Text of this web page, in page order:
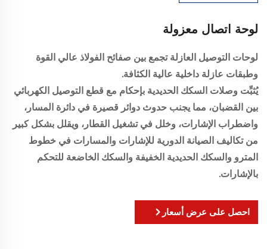
لوحة اتصال معزولة
لوحات التوصيل العازلة تجمع بين صفائح الفولاذ عالي القوة
وطبقات عازلة داخلية عالية الكثافة.
يُثبِّت وصلات السكك الحديدية بإحكام مع قطع التوصيل الكهربائي
بين القضبان، مما يجنب حدوث دوائر قصيرة في دائرة المسار،
واضطراب الإشارات، وخلل في تشغيل القطار، ويقلل بشكل كبير
من تكاليف الصيانة الدورية للإشارات والمسارات في خطوط
المترو والسكك الحديدية الخفيفة والسكك الخاضعة للتحكم
بالإشارات.
احصل على عرض أسعار